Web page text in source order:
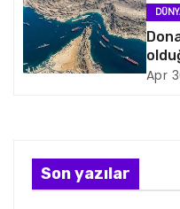
a
s
a
Apr
Son yazılar